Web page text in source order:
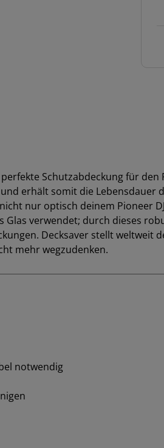
Schutzabdeckung für den
erhält somit die Lebensdauer
nur optisch deinem Pioneer
verwendet; durch dieses
Decksaver stellt weltweit
mehr wegzudenken.
notwendig